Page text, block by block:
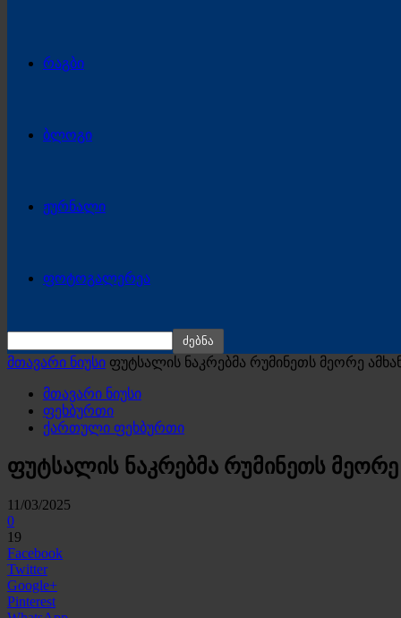
რაგბი
ბლოგი
ჟურნალი
ფოტოგალერეა
მთავარი ნიუსი ფუტსალის ნაკრებმა რუმინეთს მეორე
მთავარი ნიუსი
ფეხბურთი
ქართული ფეხბურთი
ფუტსალის ნაკრებმა რუმინეთს
11/03/2025
0
19
Facebook
Twitter
Google+
Pinterest